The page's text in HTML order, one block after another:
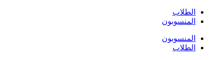
الطلاب
المنسوبون
المنسوبون
الطلاب